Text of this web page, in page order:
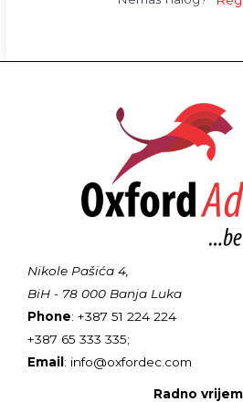
Nikole Pašića 4,
BiH - 78 000 Banja Luka
Phone: +387 51 224 224
+387 65 333 335;
Email: info@oxfordec.com
Radno